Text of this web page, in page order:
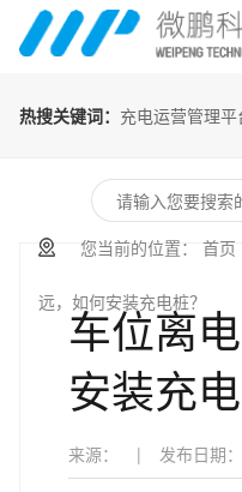
热搜关键词： 充电运营管理平
您当前的位置： 首页
远，如何安装充电桩？
车位离
安装充电
来源： | 发布日期：